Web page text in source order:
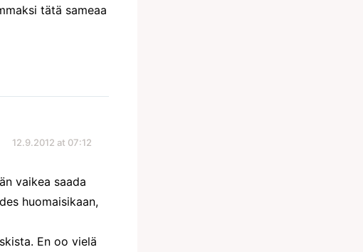
tätä sameaa
12.9.2012 at 07:12
vaikea saada
huomaisikaan,
En oo vielä